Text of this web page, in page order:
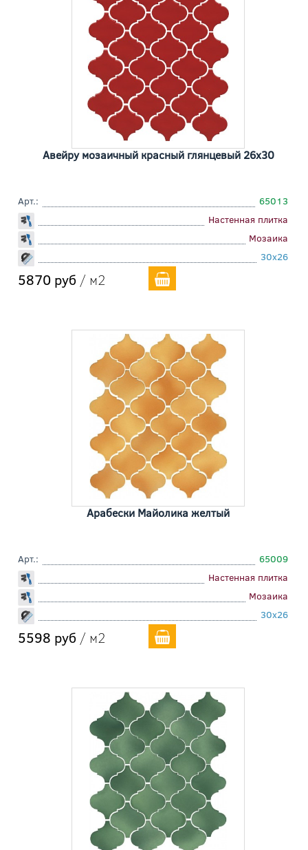
Авейру мозаичный красный глянцевый 26x30
Арт.:
65013
Настенная плитка
Мозаика
30x26
5870 руб / м2
Арабески Майолика желтый
Арт.:
65009
Настенная плитка
Мозаика
30x26
5598 руб / м2